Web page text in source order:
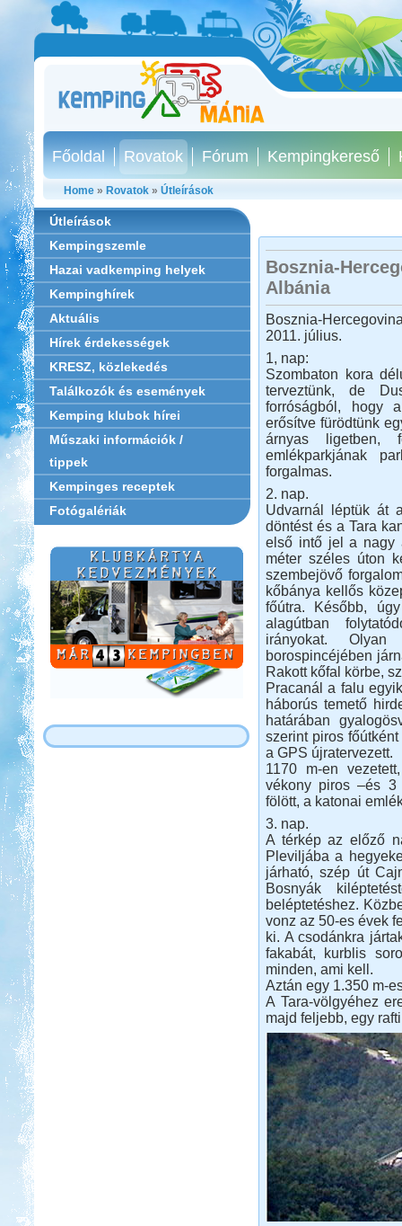
Főoldal Rovatok Fórum Kempingkereső
Home » Rovatok » Útleírások
Útleírások
Kempingszemle
Hazai vadkemping helyek
Kempinghírek
Aktuális
Hírek érdekességek
KRESZ, közlekedés
Találkozók és események
Kemping klubok hírei
Műszaki információk /
tippek
Kempinges receptek
Fotógalériák
Bosznia-
Albánia
Bosznia-
2011. július.
1, nap:
Szombaton kora
terveztünk, de
forróságból, hogy
erősítve fürödtünk
árnyas ligetben,
emlékparkjának
forgalmas.
2. nap.
Udvarnál léptük át
döntést és a Tara
első intő jel a nagy
méter széles úton
szembejövő
kőbánya kellős
főútra. Később,
alagútban
irányokat.
borospincéjében
Rakott kőfal körbe,
Pracanál a falu
háborús temető
határában
szerint piros
a GPS újratervezett.
1170 m-en
vékony piros –és 3
fölött, a katonai
3. nap.
A térkép az előző
Pleviljába a
járható, szép út
Bosnyák
beléptetéshez.
vonz az 50-es évek
ki. A csodánkra
fakabát, kurblis
minden, ami kell.
Aztán egy 1.350 m-
A Tara-völgyéhez
majd feljebb, egy